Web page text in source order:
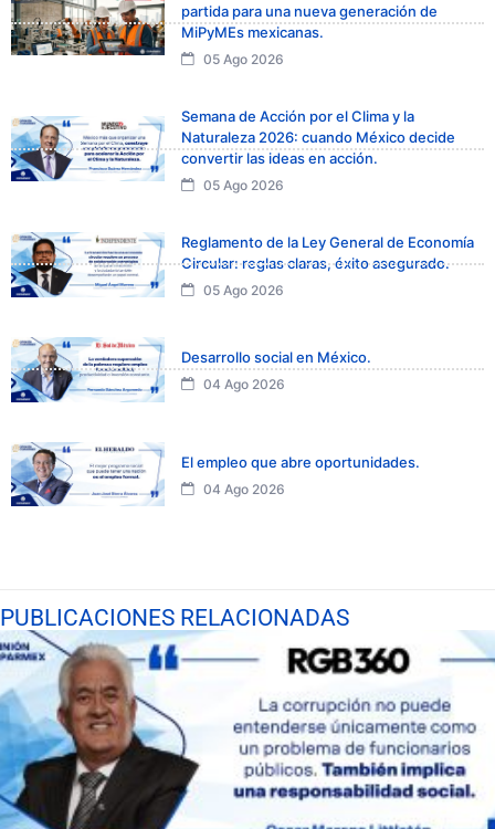
partida para una nueva generación de
MiPyMEs mexicanas.
05 Ago 2026
Semana de Acción por el Clima y la
Naturaleza 2026: cuando México decide
convertir las ideas en acción.
05 Ago 2026
Reglamento de la Ley General de Economía
Circular: reglas claras, éxito asegurado.
05 Ago 2026
Desarrollo social en México.
04 Ago 2026
El empleo que abre oportunidades.
04 Ago 2026
PUBLICACIONES RELACIONADAS